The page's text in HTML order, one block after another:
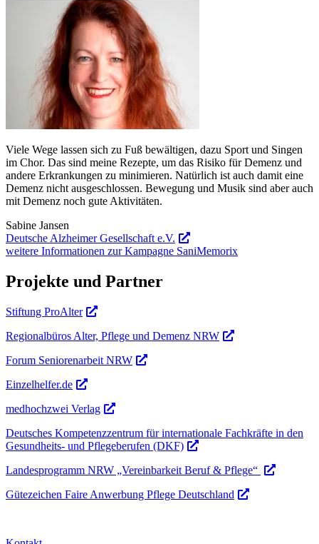
Viele Wege lassen sich zu Fuß bewältigen, dazu Sport und Singen
im Chor. Das sind meine Rezepte, um das Risiko für Demenz und
andere Erkrankungen zu minimieren. Natürlich ist auch damit eine
Demenz nicht ausgeschlossen. Bewegung und Musik sind aber auch
mit Demenz noch gute Aktivitäten.
Sabine Jansen
Deutsche Alzheimer Gesellschaft e.V.
weitere Informationen zur Kampagne SaniMemorix
Projekte und Partner
Stiftung ProAlter
Regionalbüros Alter, Pflege und Demenz NRW
Forum Seniorenarbeit NRW
Einzelhelfer.de
medhochzwei Verlag
Deutsches Kompetenzzentrum für internationale Fachkräfte in den
Gesundheits- und Pflegeberufen (DKF)
Landesprogramm NRW „Vereinbarkeit Beruf & Pflege“
Gütezeichen Faire Anwerbung Pflege Deutschland